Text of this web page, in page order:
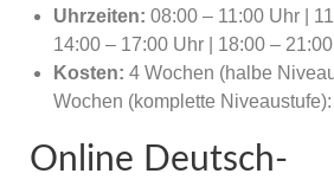
Uhrzeiten: 08:00 – 11:00 Uhr |
14:00 – 17:00 Uhr | 18:00 –
Kosten: 4 Wochen (halbe
Wochen (komplette
Online Deutsch-